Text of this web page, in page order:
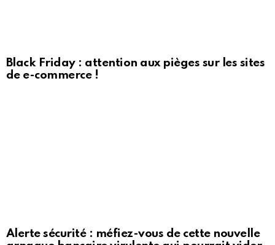
Black Friday : attention aux pièges sur les sites
de e-commerce !
Alerte sécurité : méfiez-vous de cette nouvelle